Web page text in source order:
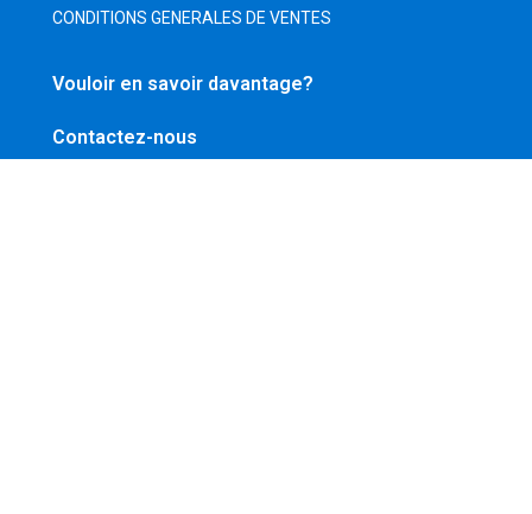
CONDITIONS GENERALES DE VENTES
Vouloir en savoir davantage?
Contactez-nous